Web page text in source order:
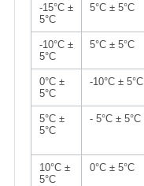
-15°C ±
5°C
5°C ± 5°C
-10°C ±
5°C
5°C ± 5°C
0°C ±
5°C
-10°C ± 5°C
5°C ±
5°C
- 5°C ± 5°C
10°C ±
5°C
0°C ± 5°C